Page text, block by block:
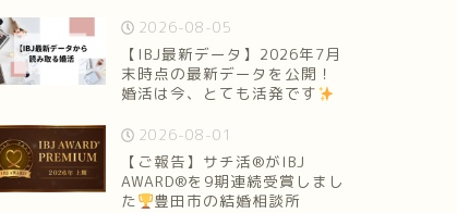
2026-08-05
【IBJ最新データ】2026年7月
末時点の最新データを公開！
婚活は今、とても活発です
2026-08-01
【ご報告】サチ活®がIBJ
AWARD®を9期連続受賞しまし
た
豊田市の結婚相談所